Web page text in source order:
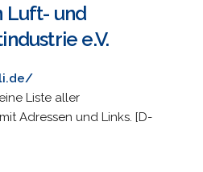
Luft- und
e.V.
Liste aller
Adressen und Links. [D-